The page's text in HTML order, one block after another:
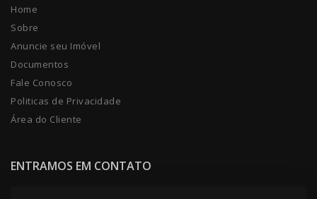
Home
Sobre
Anuncie seu Imóvel
Documentos
Fale Conosco
Politicas de Privacidade
Área do Cliente
ENTRAMOS EM CONTATO